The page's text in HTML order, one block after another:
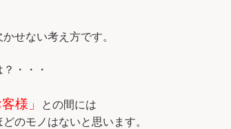
せない考え方です。
・・・
様」
との間には
のモノはないと思います。